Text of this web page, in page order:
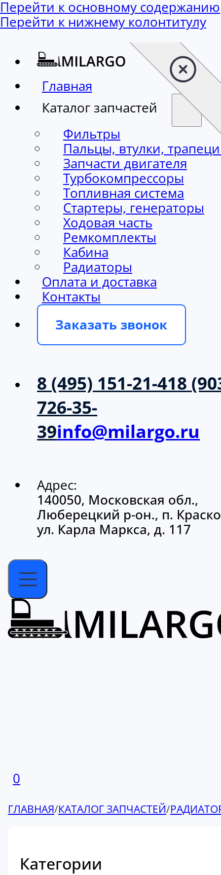
Перейти к основному содержанию
Перейти к нижнему колонтитулу
Главная
Каталог запчастей
Фильтры
Пальцы, втулки,
Запчасти двигателя
Турбокомпрессоры
Топливная система
Стартеры, генераторы
Ходовая часть
Ремкомплекты
Кабина
Радиаторы
Оплата и доставка
Контакты
Заказать звонок
8 (495) 151-21-418
726-35-
39info@milargo.ru
Адрес:
140050, Московская обл.,
Люберецкий р-он., п.
ул. Карла Маркса, д. 117
0
ГЛАВНАЯ/КАТАЛОГ ЗАПЧАСТЕЙ/
Категории